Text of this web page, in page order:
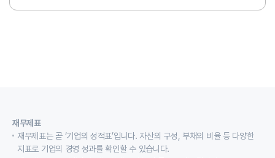
재무제표
재무제표는 곧 ‘기업의 성적표’입니다. 자산의 구성, 부채의 비율 등 다양한
지표로 기업의 경영 성과를 확인할 수 있습니다.